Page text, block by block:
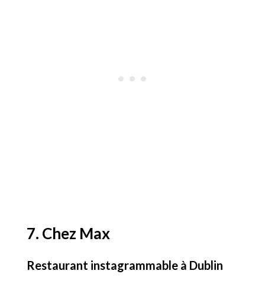
7. Chez Max
Restaurant instagrammable à Dublin